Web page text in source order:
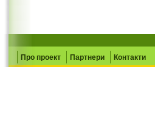
Про проект Партнери Контакти